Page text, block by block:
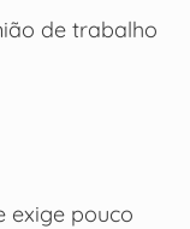
de trabalho
exige pouco